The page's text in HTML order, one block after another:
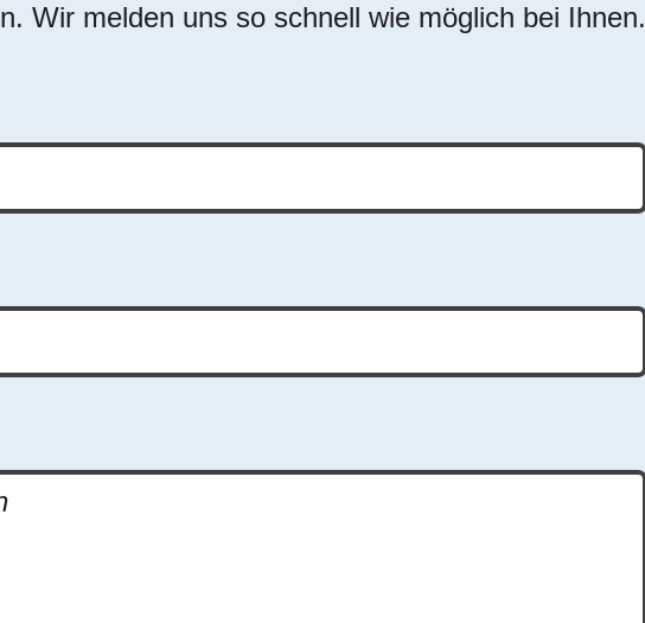
Wir melden uns so schnell wie möglich bei Ihnen.